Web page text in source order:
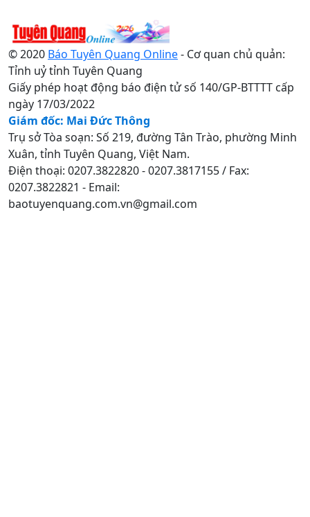
© 2020 Báo Tuyên Quang Online- Cơ quan chủ quản:
Tỉnh uỷ tỉnh Tuyên Quang
Giấy phép hoạt động báo điện tử số 140/GP-BTTTT cấp
ngày 17/03/2022
Giám đốc: Mai Đức Thông
Trụ sở Tòa soạn: Số 219, đường Tân Trào, phường Minh
Xuân, tỉnh Tuyên Quang, Việt Nam.
Điện thoại: 0207.3822820 - 0207.3817155 / Fax:
0207.3822821 - Email:
baotuyenquang.com.vn@gmail.com